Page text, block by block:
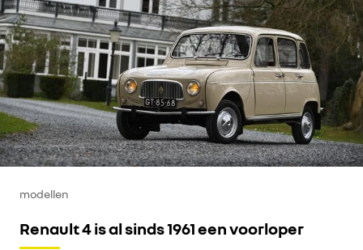
modellen
Renault 4 is al sinds 1961 een voorloper